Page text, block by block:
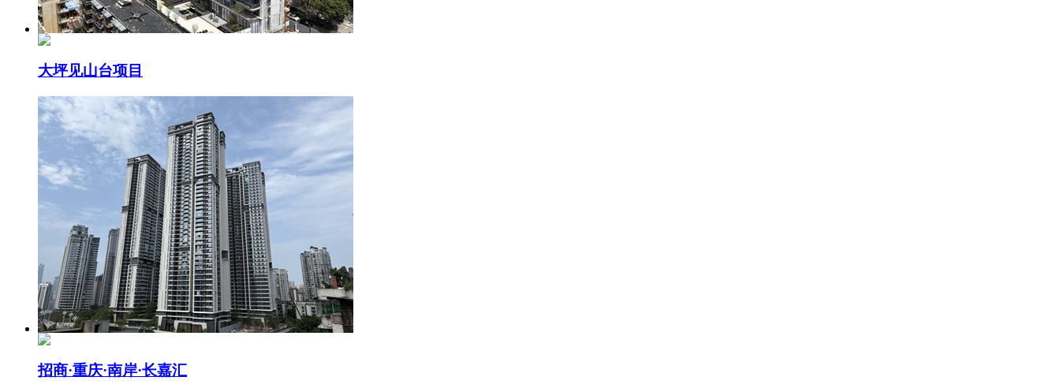
大坪见山台项目
招商·重庆·南岸·长嘉汇